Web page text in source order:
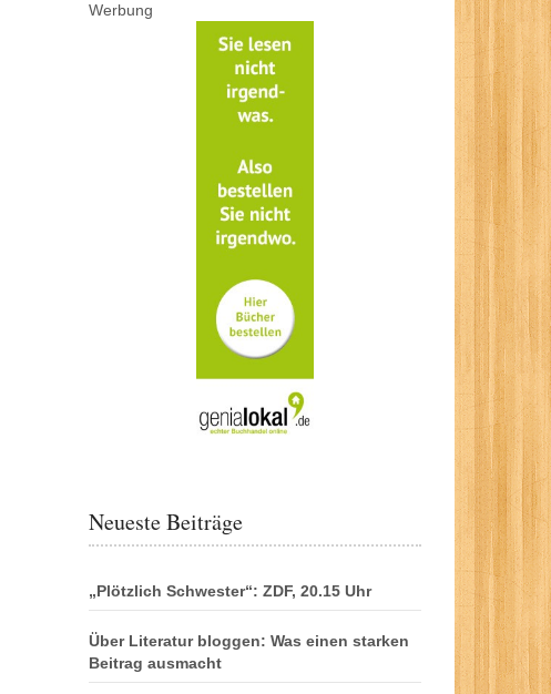
Werbung
Neueste Beiträge
„Plötzlich Schwester“: ZDF, 20.15 Uhr
Über Literatur bloggen: Was einen starken
Beitrag ausmacht